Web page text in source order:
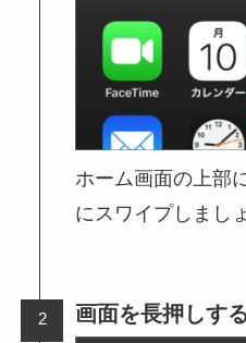
ホーム画面の上部
にスワイプしまし
画面を長押しする